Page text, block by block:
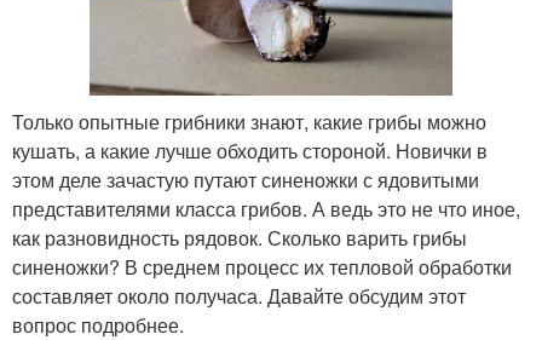
Только опытные грибники знают, какие грибы можно
кушать, а какие лучше обходить стороной. Новички в
этом деле зачастую путают синеножки с ядовитыми
представителями класса грибов. А ведь это не что иное,
как разновидность рядовок. Сколько варить грибы
синеножки? В среднем процесс их тепловой обработки
составляет около получаса. Давайте обсудим этот
вопрос подробнее.